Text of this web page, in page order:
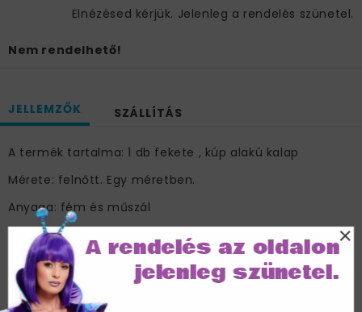
Elnézésed kérjük. Jelenleg a rendelés szünetel.
Nem rendelhető!
JELLEMZŐK SZÁLLÍTÁS
A termék tartalma: 1 db fekete , kúp alakú kalap
Mérete: felnőtt. Egy méretben.
Anyaga: fém és műszál
A parókát és a köpenyt NEM tartalmazza.
Cikkszám: 447A rendelés az oldalon
jelenleg szünetel.
×